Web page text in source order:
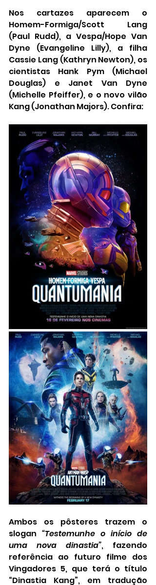
Nos cartazes aparecem o
Homem-Formiga/Scott Lang
(Paul Rudd), a Vespa/Hope Van
Dyne (Evangeline Lilly), a filha
Cassie Lang (Kathryn Newton), os
cientistas Hank Pym (Michael
Douglas) e Janet Van Dyne
(Michelle Pfeiffer), e o novo vilão
Kang (Jonathan Majors). Confira:
Ambos os pôsteres trazem o
slogan “Testemunhe o início de
uma nova dinastia”, fazendo
referência ao futuro filme dos
Vingadores 5, que terá o título
“Dinastia Kang”, em tradução